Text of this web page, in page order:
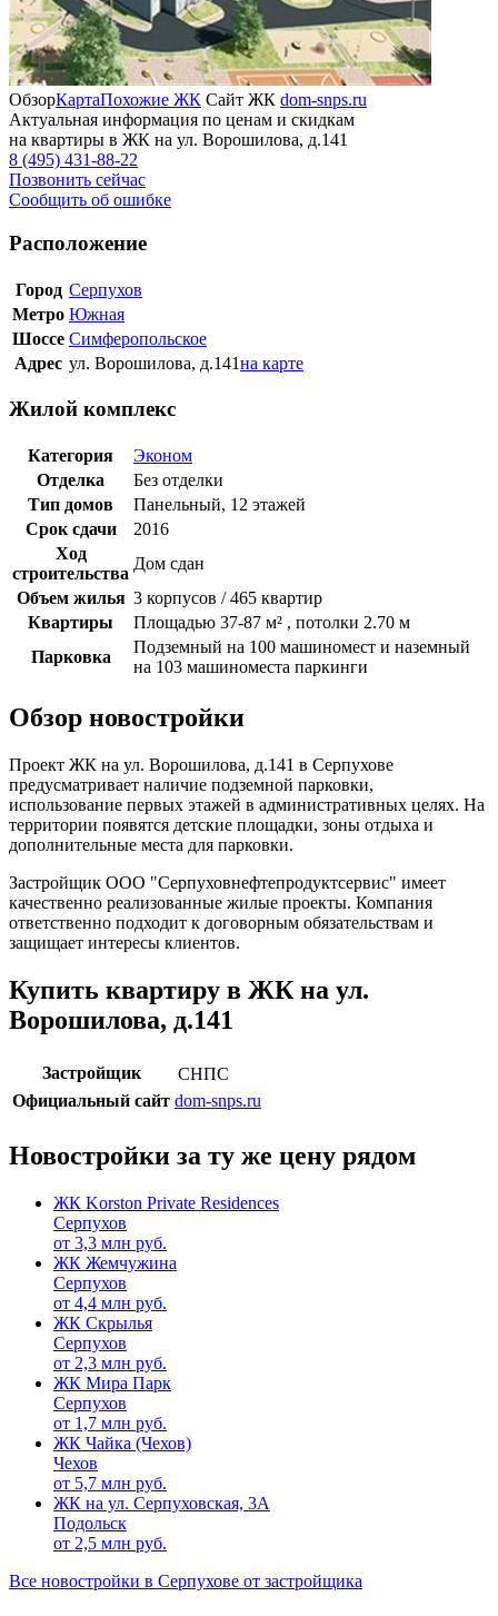
ОбзорКартаПохожие ЖК Сайт ЖК dom-snps.ru
Актуальная информация по ценам и скидкам
на квартиры в ЖК на ул. Ворошилова, д.141
8 (495) 431-88-22
Позвонить сейчас
Сообщить об ошибке
Расположение
Город Серпухов
Метро Южная
Шоссе Симферопольское
Адрес ул. Ворошилова, д.141на карте
Жилой комплекс
Категория
Эконом
Отделка
Без отделки
Тип домов
Панельный, 12 этажей
Срок сдачи
2016
Ход
строительства
Дом сдан
Объем жилья 3 корпусов / 465 квартир
Квартиры
Площадью 37-87 м² , потолки 2.70 м
Парковка
Подземный на 100 машиномест и наземный
на 103 машиноместа паркинги
Обзор новостройки
Проект ЖК на ул. Ворошилова, д.141 в Серпухове
предусматривает наличие подземной парковки,
использование первых этажей в административных целях. На
территории появятся детские площадки, зоны отдыха и
дополнительные места для парковки.
Застройщик ООО "Серпуховнефтепродуктсервис" имеет
качественно реализованные жилые проекты. Компания
ответственно подходит к договорным обязательствам и
защищает интересы клиентов.
Купить квартиру в ЖК на ул.
Ворошилова, д.141
Застройщик
СНПС
Официальный сайт dom-snps.ru
Новостройки за ту же цену рядом
ЖК Korston Private Residences
Серпухов
от 3,3 млн руб.
ЖК Жемчужина
Серпухов
от 4,4 млн руб.
ЖК Скрылья
Серпухов
от 2,3 млн руб.
ЖК Мира Парк
Серпухов
от 1,7 млн руб.
ЖК Чайка (Чехов)
Чехов
от 5,7 млн руб.
ЖК на ул. Серпуховская, 3А
Подольск
от 2,5 млн руб.
Все новостройки в Серпухове от застройщика